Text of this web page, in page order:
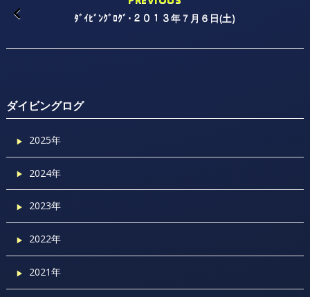
ﾀﾞｲﾋﾞﾝｸﾞﾛｸﾞ･２０１３年７月６日(土)
ダイビングログ
2025年
2024年
2023年
2022年
2021年